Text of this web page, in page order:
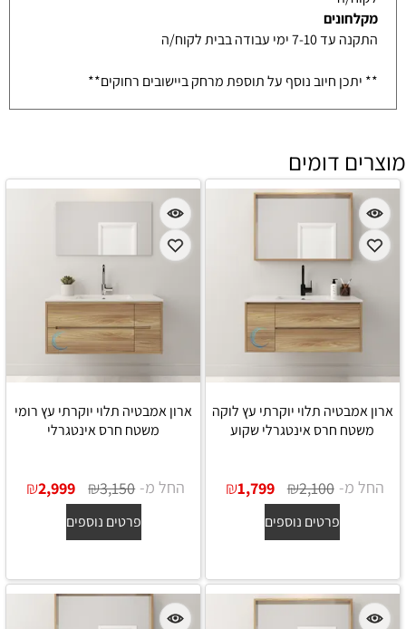
מקלחונים
התקנה עד 7-10 ימי עבודה בבית לקוח/ה
** יתכן חיוב נוסף על תוספת מרחק ביישובים רחוקים**
מוצרים דומים
ארון אמבטיה תלוי יוקרתי עץ לוקה
משטח חרס אינטגרלי שקוע
החל מ- ₪2,100
₪1,799
פרטים נוספים
ארון אמבטיה תלוי יוקרתי עץ רומי
משטח חרס אינטגרלי
החל מ- ₪3,150
₪2,999
פרטים נוספים